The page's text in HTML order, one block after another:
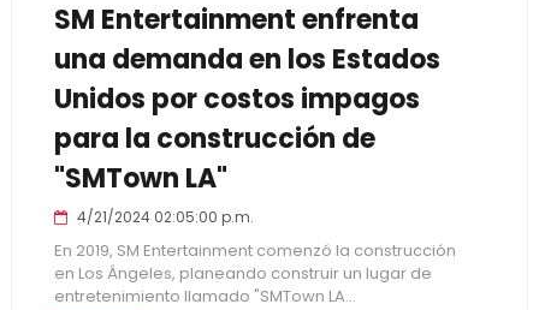
SM Entertainment enfrenta
una demanda en los Estados
Unidos por costos impagos
para la construcción de
"SMTown LA"
4/21/2024 02:05:00 p.m.
En 2019, SM Entertainment comenzó la construcción
en Los Ángeles, planeando construir un lugar de
entretenimiento llamado "SMTown LA...